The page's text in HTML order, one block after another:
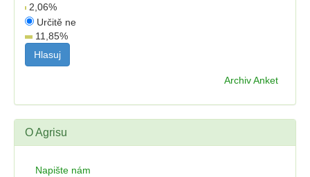
2,06%
Určitě ne
11,85%
Archiv Anket
O Agrisu
Napište nám